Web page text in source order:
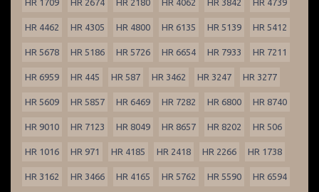
HR 1709 HR 2674 HR 2180 HR 4062 HR 3842 HR 4739
HR 4462 HR 4305 HR 4800 HR 6135 HR 5139 HR 5412
HR 5678 HR 5186 HR 5726 HR 6654 HR 7933 HR 7211
HR 6959 HR 445 HR 587 HR 3462 HR 3247 HR 3277
HR 5609 HR 5857 HR 6469 HR 7282 HR 6800 HR 8740
HR 9010 HR 7123 HR 8049 HR 8657 HR 8202 HR 506
HR 1016 HR 971 HR 4185 HR 2418 HR 2266 HR 1738
HR 3162 HR 3466 HR 4165 HR 5762 HR 5590 HR 6594